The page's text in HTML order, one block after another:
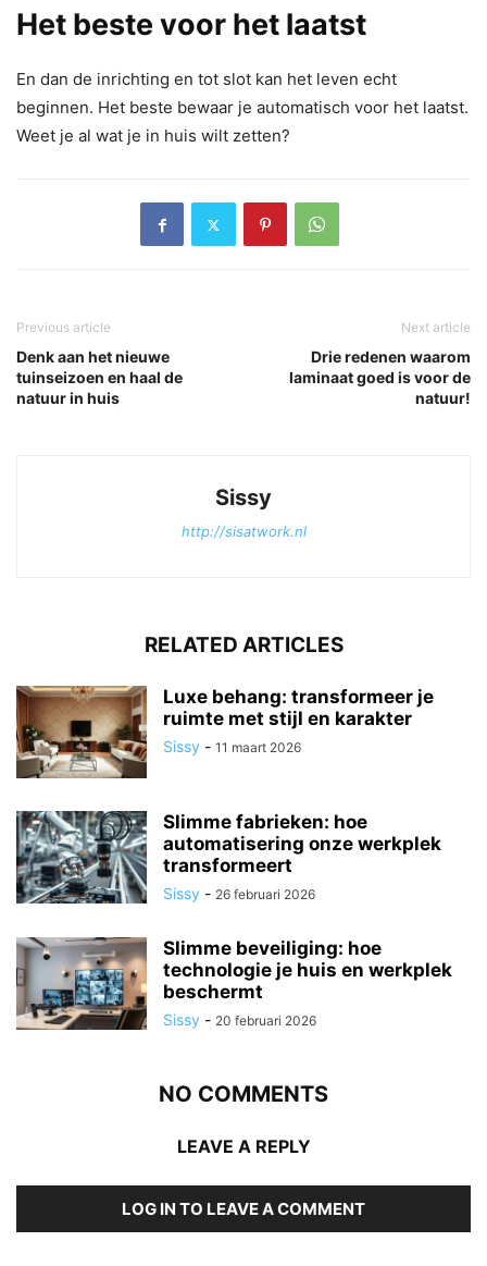
Het beste voor het laatst
En dan de inrichting en tot slot kan het leven echt
beginnen. Het beste bewaar je automatisch voor het laatst.
Weet je al wat je in huis wilt zetten?
Previous article
Denk aan het nieuwe
tuinseizoen en haal de
natuur in huis
Next article
Drie redenen waarom
laminaat goed is voor de
natuur!
Sissy
http://sisatwork.nl
RELATED ARTICLES
Luxe behang: transformeer je
ruimte met stijl en karakter
Sissy - 11 maart 2026
Slimme fabrieken: hoe
automatisering onze werkplek
transformeert
Sissy - 26 februari 2026
Slimme beveiliging: hoe
technologie je huis en werkplek
beschermt
Sissy - 20 februari 2026
NO COMMENTS
LEAVE A REPLY
LOG IN TO LEAVE A COMMENT